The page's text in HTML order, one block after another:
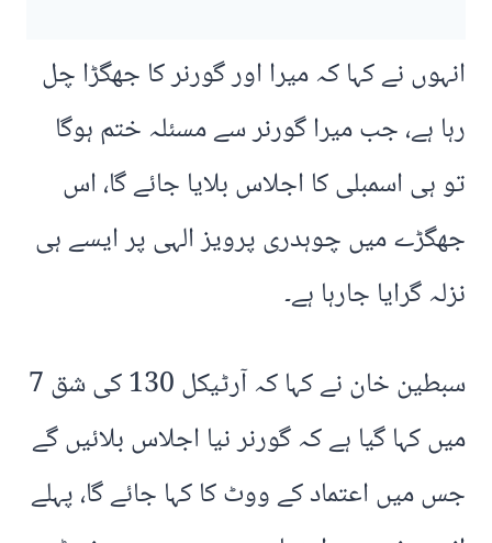
انہوں نے کہا کہ میرا اور گورنر کا جھگڑا چل
رہا ہے، جب میرا گورنر سے مسئلہ ختم ہوگا
تو ہی اسمبلی کا اجلاس بلایا جائے گا، اس
جھگڑے میں چوہدری پرویز الہی پر ایسے ہی
نزلہ گرایا جارہا ہے۔
سبطین خان نے کہا کہ آرٹیکل 130 کی شق 7
میں کہا گیا ہے کہ گورنر نیا اجلاس بلائیں گے
جس میں اعتماد کے ووٹ کا کہا جائے گا، پہلے